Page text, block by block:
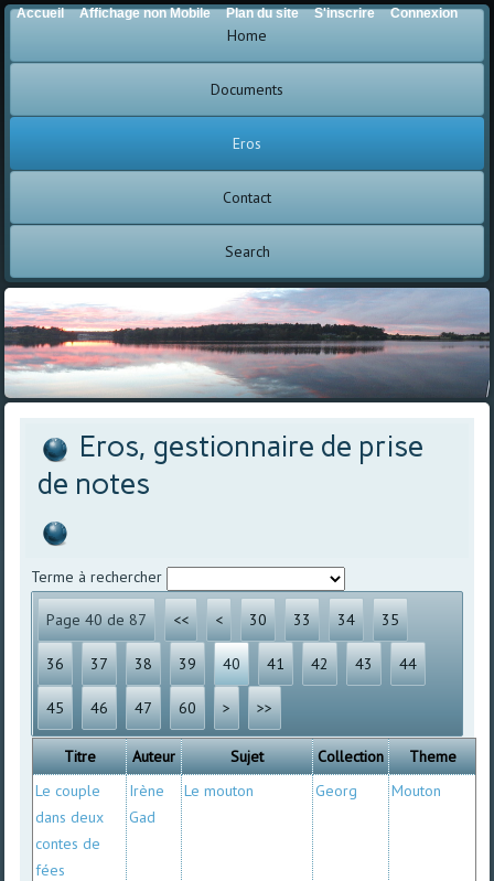
Home
Documents
Eros
Contact
Search
Eros, gestionnaire de prise
de notes
Terme à rechercher
Page 40 de 87 << < 30 33 34 35
36 37 38 39 40 41 42 43 44
45 46 47 60 > >>
Titre Auteur Sujet Collection
Theme
Le couple
dans deux
contes de
fées
Irène
Gad
Le mouton Georg Mouton
Accueil Affichage non Mobile Plan du site S'inscrire Connexion